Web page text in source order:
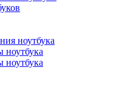
ноутбука
ноутбука
ноутбука